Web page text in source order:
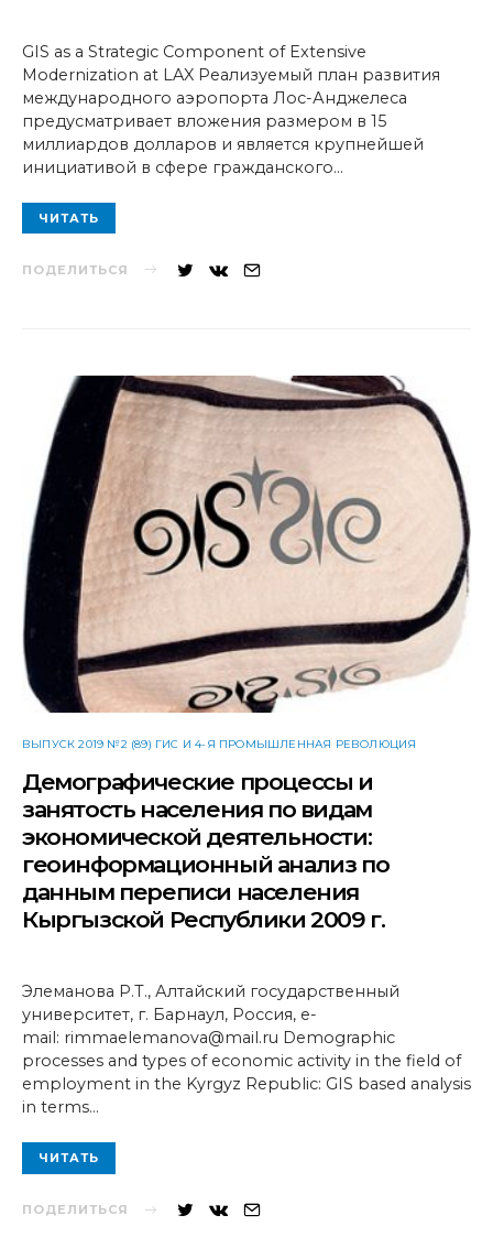
GIS as a Strategic Component of Extensive
Modernization at LAX Реализуемый план развития
международного аэропорта Лос-Анджелеса
предусматривает вложения размером в 15
миллиардов долларов и является крупнейшей
инициативой в сфере гражданского…
ЧИТАТЬ
ПОДЕЛИТЬСЯ
ВЫПУСК 2019 №2 (89) ГИС И 4-Я ПРОМЫШЛЕННАЯ РЕВОЛЮЦИЯ
Демографические процессы и
занятость населения по видам
экономической деятельности:
геоинформационный анализ по
данным переписи населения
Кыргызской Республики 2009 г.
Элеманова Р.Т., Алтайский государственный
университет, г. Барнаул, Россия, e-
mail: rimmaelemanova@mail.ru Demographic
processes and types of economic activity in the field of
employment in the Kyrgyz Republic: GIS based analysis
in terms…
ЧИТАТЬ
ПОДЕЛИТЬСЯ